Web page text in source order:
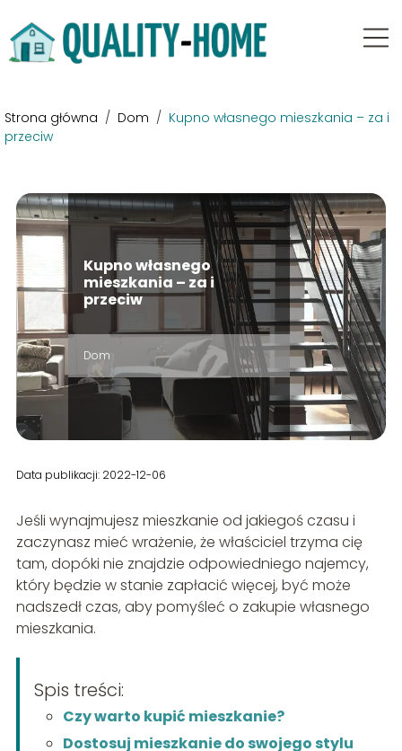
Strona główna / Dom / Kupno własnego mieszkania – za i
przeciw
Kupno własnego
mieszkania – za i
przeciw
Dom
Data publikacji: 2022-12-06
Jeśli wynajmujesz mieszkanie od jakiegoś czasu i
zaczynasz mieć wrażenie, że właściciel trzyma cię
tam, dopóki nie znajdzie odpowiedniego najemcy,
który będzie w stanie zapłacić więcej, być może
nadszedł czas, aby pomyśleć o zakupie własnego
mieszkania.
Spis treści:
Czy warto kupić mieszkanie?
Dostosuj mieszkanie do swojego stylu